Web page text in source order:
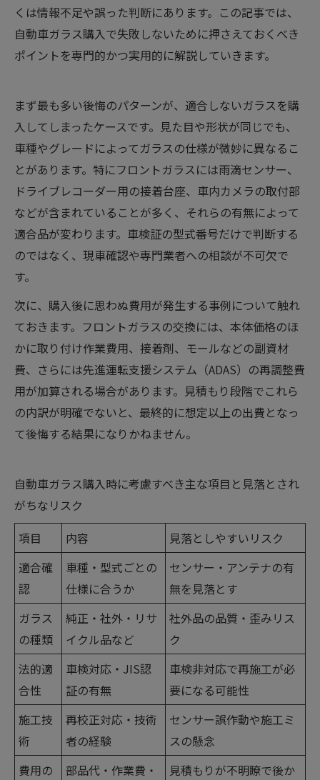
くは情報不足や誤った判断にあります。この記事では、
自動車ガラス購入で失敗しないために押さえておくべき
ポイントを専門的かつ実用的に解説していきます。
まず最も多い後悔のパターンが、適合しないガラスを購
入してしまったケースです。見た目や形状が同じでも、
車種やグレードによってガラスの仕様が微妙に異なるこ
とがあります。特にフロントガラスには雨滴センサー、
ドライブレコーダー用の接着台座、車内カメラの取付部
などが含まれていることが多く、それらの有無によって
適合品が変わります。車検証の型式番号だけで判断する
のではなく、現車確認や専門業者への相談が不可欠で
す。
次に、購入後に思わぬ費用が発生する事例について触れ
ておきます。フロントガラスの交換には、本体価格のほ
かに取り付け作業費用、接着剤、モールなどの副資材
費、さらには先進運転支援システム（ADAS）の再調整費
用が加算される場合があります。見積もり段階でこれら
の内訳が明確でないと、最終的に想定以上の出費となっ
て後悔する結果になりかねません。
自動車ガラス購入時に考慮すべき主な項目と見落とされ
がちなリスク
項目
内容
見落としやすいリスク
適合確
認
車種・型式ごとの
仕様に合うか
センサー・アンテナの有
無を見落とす
ガラス
の種類
純正・社外・リサ
イクル品など
社外品の品質・歪みリス
ク
法的適
合性
車検対応・JIS認
証の有無
車検非対応で再施工が必
要になる可能性
施工技
術
再校正対応・技術
者の経験
センサー誤作動や施工ミ
スの懸念
費用の
部品代・作業費・
見積もりが不明瞭で後か